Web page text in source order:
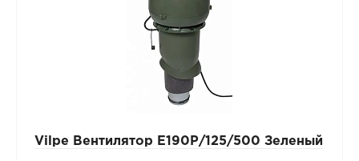
Vilpe Вентилятор Е190Р/125/500 Зеленый